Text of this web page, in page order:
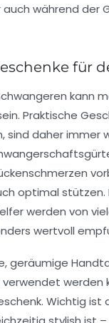
auch während der
für
kann
Praktische
sind daher immer
optimal stützen.
werden von
wertvoll
geräumige
werden
Wichtig ist